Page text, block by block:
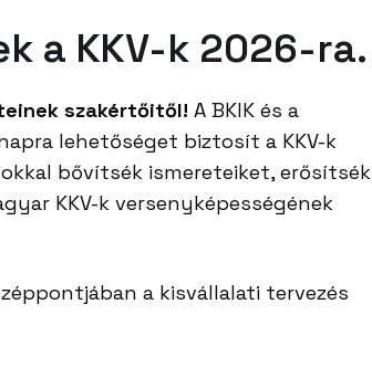
a KKV-k 2026-ra.
szakértőitől! A BKIK és a
lehetőséget biztosít a KKV-k
bővítsék ismereteiket, erősítsék
KKV-k versenyképességének
a kisvállalati tervezés